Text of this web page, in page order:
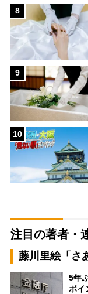
8
9
10
注目の著者・
藤川里絵「さ
5年
ポイ